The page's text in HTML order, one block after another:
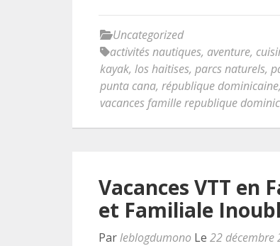
Uncategorized
activités nautiques, aventure,
kayak, los haitises, parcs naturels,
punta cana, république dominicaine,
vacances famille republique
Vacances VTT en
et Familiale
Parleblogdumono Le 22 décembre